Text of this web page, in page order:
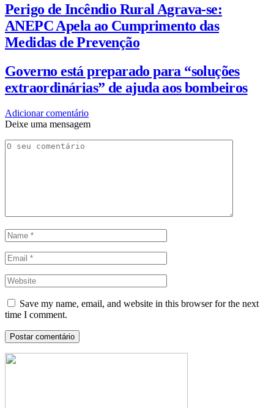
Perigo de Incêndio Rural Agrava-se:
ANEPC Apela ao Cumprimento das
Medidas de Prevenção
Governo está preparado para “soluções
extraordinárias” de ajuda aos bombeiros
Adicionar comentário
Deixe uma mensagem
Save my name, email, and website in this browser for the next
time I comment.